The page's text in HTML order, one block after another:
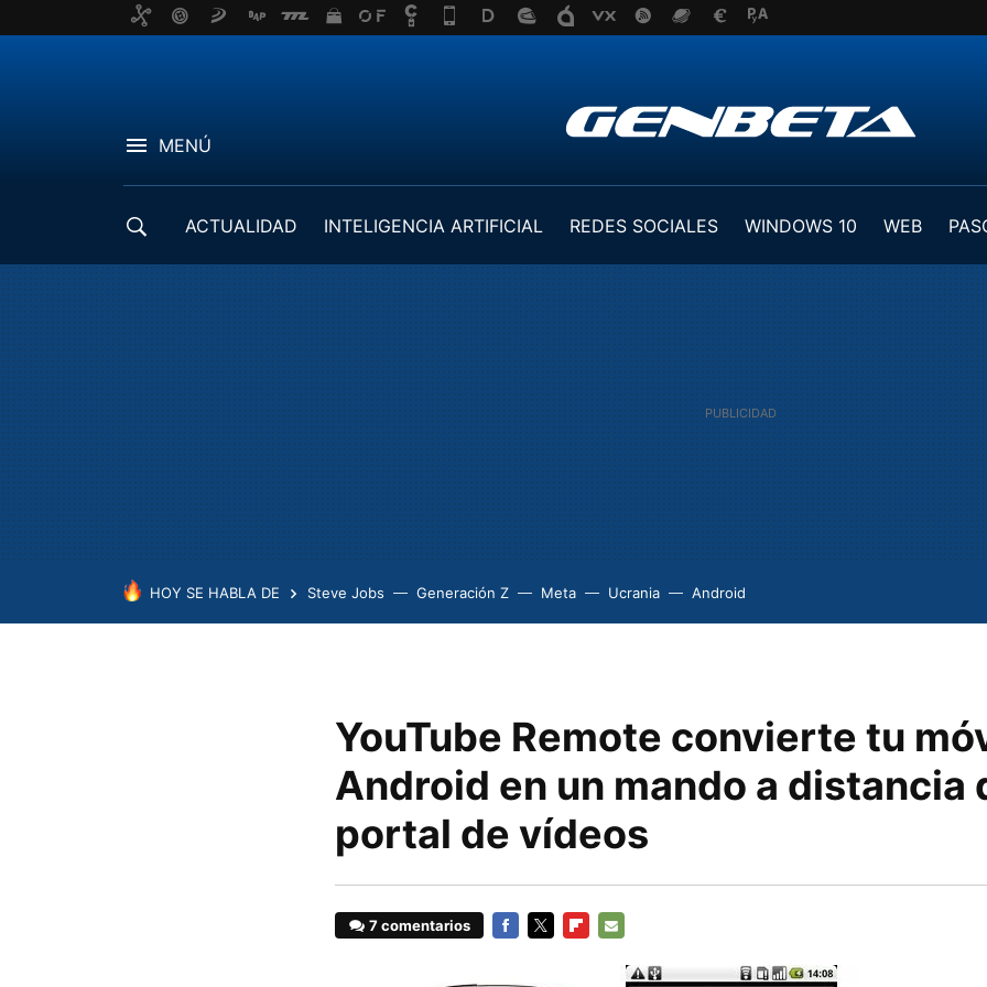
MENÚ
ACTUALIDAD INTELIGENCIA ARTIFICIAL REDES SOCIALES WINDOWS 10 WEB
HOY SE HABLA DE Steve Jobs Generación Z Meta Ucrania Android
YouTube Remote convierte tu
Android en un mando a distancia
portal de vídeos
7 comentarios
MAIL